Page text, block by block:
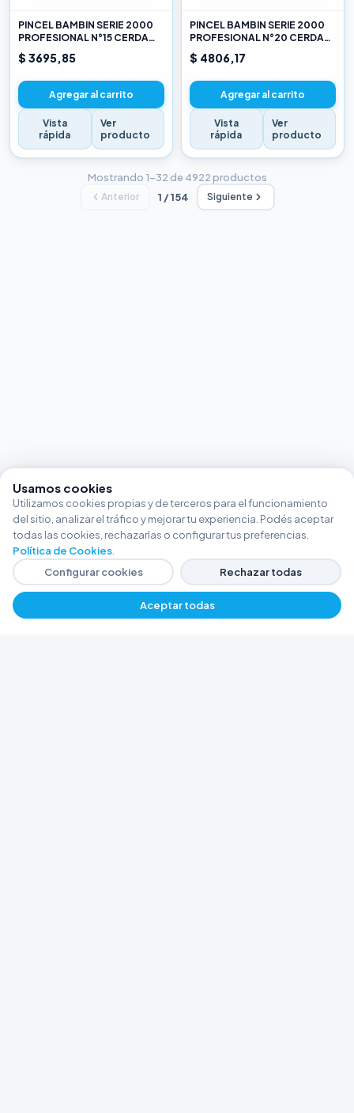
PINCEL BAMBIN SERIE 2000
PROFESIONAL N°15 CERDA
CHINA BLANCA
$ 3695,85
Agregar al carrito
Vista
rápida
Ver
producto
PINCEL BAMBIN SERIE 2000
PROFESIONAL N°20 CERDA
CHINA BLANCA
$ 4806,17
Agregar al carrito
Vista
rápida
Ver
producto
Mostrando 1–32 de 4922 productos
Anterior 1 / 154 Siguiente
Usamos cookies
Utilizamos cookies propias y de terceros para el funcionamiento
del sitio, analizar el tráfico y mejorar tu experiencia. Podés aceptar
todas las cookies, rechazarlas o configurar tus preferencias.
Política de Cookies
Configurar cookies
Rechazar todas
Aceptar todas